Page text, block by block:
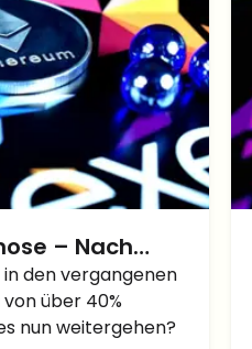
– Nach
Abstieg?
den vergangenen
über 40%
nun weitergehen?